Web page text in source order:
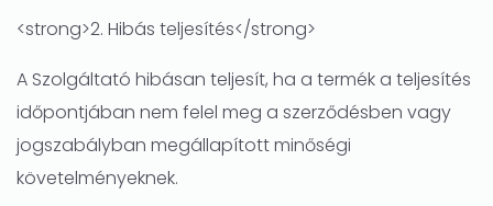
<strong>2. Hibás teljesítés</strong>
A Szolgáltató hibásan teljesít, ha a termék a teljesítés
időpontjában nem felel meg a szerződésben vagy
jogszabályban megállapított minőségi
követelményeknek.